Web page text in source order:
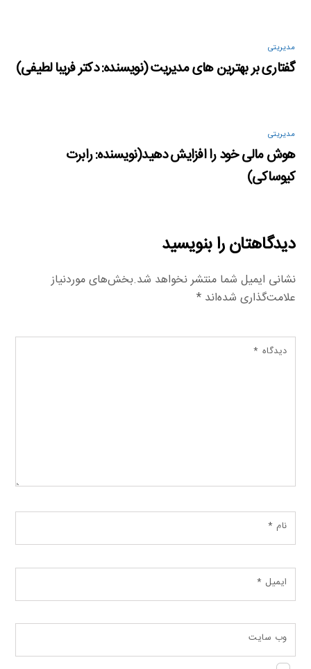
مدیریتی
گفتاری بر بهترین های مدیریت (نویسنده: دکتر فریبا لطیفی)
مدیریتی
هوش مالی خود را افزایش دهید(نویسنده: رابرت
کیوساکی)
دیدگاهتان را بنویسید
نشانی ایمیل شما منتشر نخواهد شد.بخش‌های موردنیاز
علامت‌گذاری شده‌اند*
دیدگاه *
نام *
ایمیل *
وب‌ سایت